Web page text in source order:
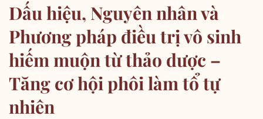
Dấu hiệu, Nguyên nhân và
Phương pháp điều trị vô sinh
hiếm muộn từ thảo dược –
Tăng cơ hội phôi làm tổ tự
nhiên